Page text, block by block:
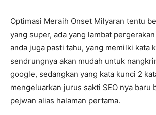
Optimasi Meraih Onset Milyaran tentu
yang super, ada yang lambat
anda juga pasti tahu, yang memilki kata
sendrungnya akan mudah untuk
google, sedangkan yang kata kunci 2
mengeluarkan jurus sakti SEO nya baru
pejwan alias halaman pertama.